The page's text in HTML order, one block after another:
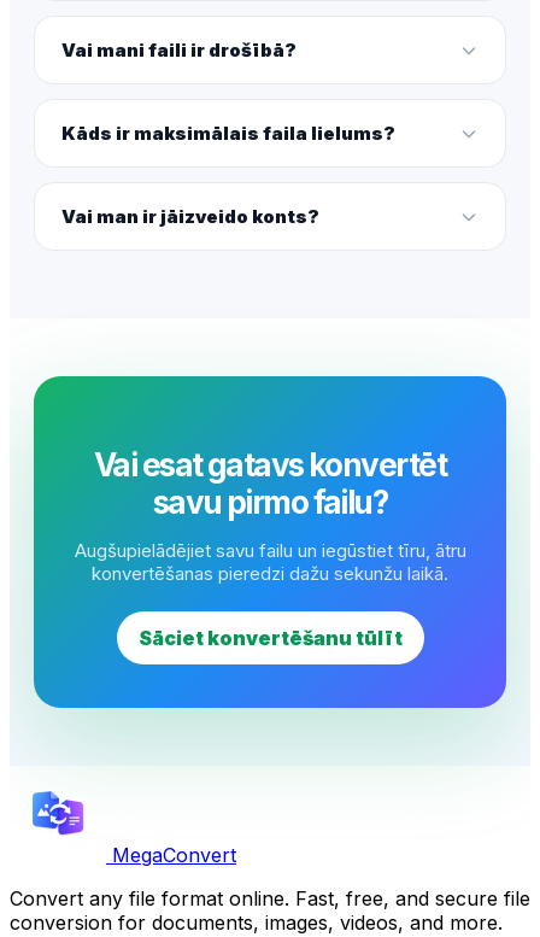
Vai mani faili ir drošībā?
Kāds ir maksimālais faila lielums?
Vai man ir jāizveido konts?
Vai esat gatavs konvertēt
savu pirmo failu?
Augšupielādējiet savu failu un iegūstiet tīru, ātru
konvertēšanas pieredzi dažu sekunžu laikā.
Sāciet konvertēšanu tūlīt
MegaConvert
Convert any file format online. Fast, free, and secure file
conversion for documents, images, videos, and more.